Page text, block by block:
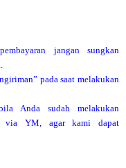
jangan sungkan
pada saat melakukan
Anda sudah melakukan
via YM, agar kami dapat